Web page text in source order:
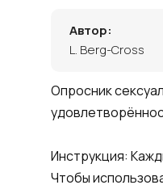
Автор:
L. Berg-Cross
Опросник
Инструкция:
Чтобы